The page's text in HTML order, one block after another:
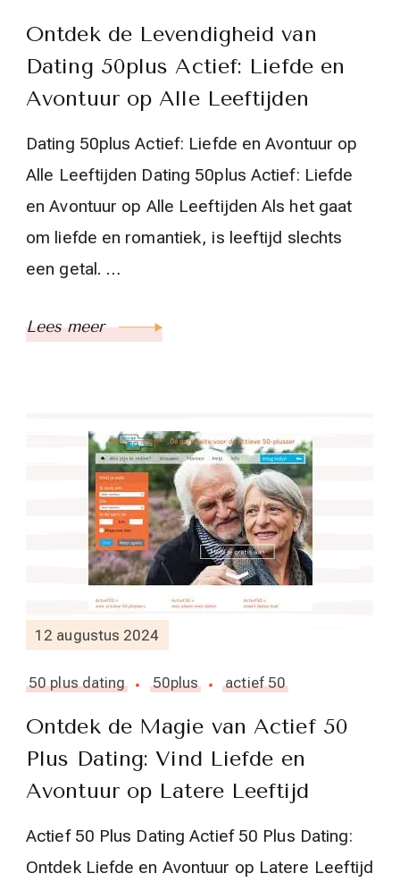
Ontdek de Levendigheid van
Dating 50plus Actief: Liefde en
Avontuur op Alle Leeftijden
Dating 50plus Actief: Liefde en Avontuur op
Alle Leeftijden Dating 50plus Actief: Liefde
en Avontuur op Alle Leeftijden Als het gaat
om liefde en romantiek, is leeftijd slechts
een getal. …
Lees meer
12 augustus 2024
50 plus dating 50plus actief 50
Ontdek de Magie van Actief 50
Plus Dating: Vind Liefde en
Avontuur op Latere Leeftijd
Actief 50 Plus Dating Actief 50 Plus Dating:
Ontdek Liefde en Avontuur op Latere Leeftijd